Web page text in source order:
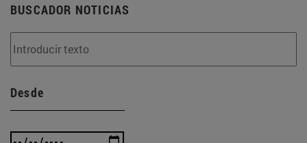
BUSCADOR NOTICIAS
Desde